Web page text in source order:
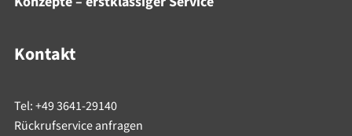
Kontakt
Tel: +49 3641-29140
Rückrufservice anfragen